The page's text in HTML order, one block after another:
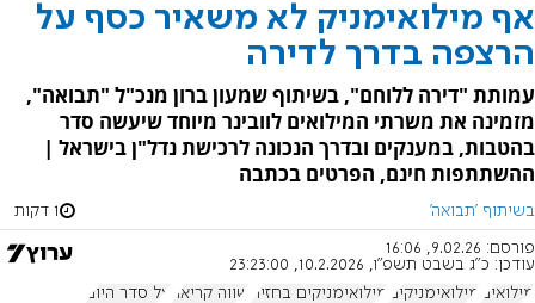
אף מילואימניק לא משאיר כסף על
הרצפה בדרך לדירה
עמותת "דירה ללוחם", בשיתוף שמעון ברון מנכ"ל "תבואה",
מזמינה את משרתי המילואים לוובינר מיוחד שיעשה סדר
בהטבות, במענקים ובדרך הנכונה לרכישת נדל"ן בישראל |
ההשתתפות חינם, הפרטים בכתבה
בשיתוף 'תבואה' 1 דקות
פורסם: 9.02.26, 16:06
עודכן: כ"ג בשבט תשפ"ו, 10.2.2026, 23:23:00
מילואים
מילואימניקים מילואימניקים בחזית שווה קריאה על סדר היום